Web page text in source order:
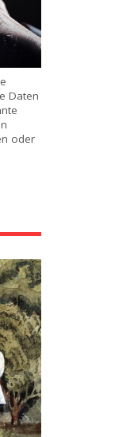
Daten
oder